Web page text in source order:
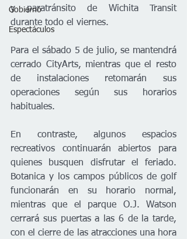
Gobierno
Espectáculos
y paratránsito de Wichita Transit
durante todo el viernes.
Para el sábado 5 de julio, se mantendrá
cerrado CityArts, mientras que el resto
de instalaciones retomarán sus
operaciones según sus horarios
habituales.
En contraste, algunos espacios
recreativos continuarán abiertos para
quienes busquen disfrutar el feriado.
Botanica y los campos públicos de golf
funcionarán en su horario normal,
mientras que el parque O.J. Watson
cerrará sus puertas a las 6 de la tarde,
con el cierre de las atracciones una hora